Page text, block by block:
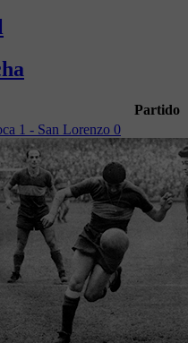
Partido
1 - San Lorenzo 0